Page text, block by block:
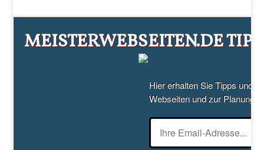
MEISTERWEBSEITEN.DE
Hier erhalten Sie Tipps und
Webseiten und zur Planung